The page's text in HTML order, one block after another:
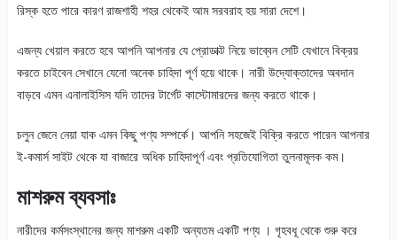
রিস্ক হতে পারে কারণ রাজশাহী শহর থেকেই আম সরবরাহ হয় সারা দেশে।
এজন্য খেয়াল করতে হবে আপনি আপনার যে প্রোডাক্ট নিয়ে ভাব্বেন সেটি যেখানে বিক্রয়
করতে চাইবেন সেখানে যেনো অনেক চাহিদা পূর্ণ হয়ে থাকে। নারী উদ্যোক্তাদের অবদান
বাড়বে এমন এনালাইসিস যদি তাদের টার্গেট কাস্টোমারদের জন্য করতে থাকে।
চলুন জেনে নেয়া যাক এমন কিছু পণ্য সম্পর্কে। আপনি সহজেই বিক্রি করতে পারেন আপনার
ই-কমার্স সাইট থেকে যা বাজারে অধিক চাহিদাপূর্ণ এবং প্রতিযোগিতা তুলনামূলক কম।
মাশরুম ব্যবসাঃ
নারীদের কর্মসংস্থানের জন্য মাশরুম একটি অন্যতম একটি পণ্য । গৃহবধূ থেকে শুরু করে